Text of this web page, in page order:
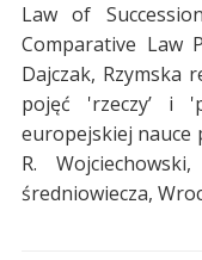
Law of
Comparative Law
Dajczak, Rzymska
pojęć 'rzeczy’ i
europejskiej nauce
R.
średniowiecza,